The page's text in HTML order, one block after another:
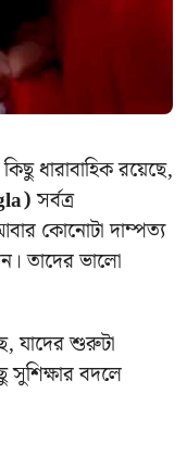
ধারাবাহিক রয়েছে,
সর্বত্র
কোনোটা দাম্পত্য
তাদের ভালো
যাদের শুরুটা
সুশিক্ষার বদলে